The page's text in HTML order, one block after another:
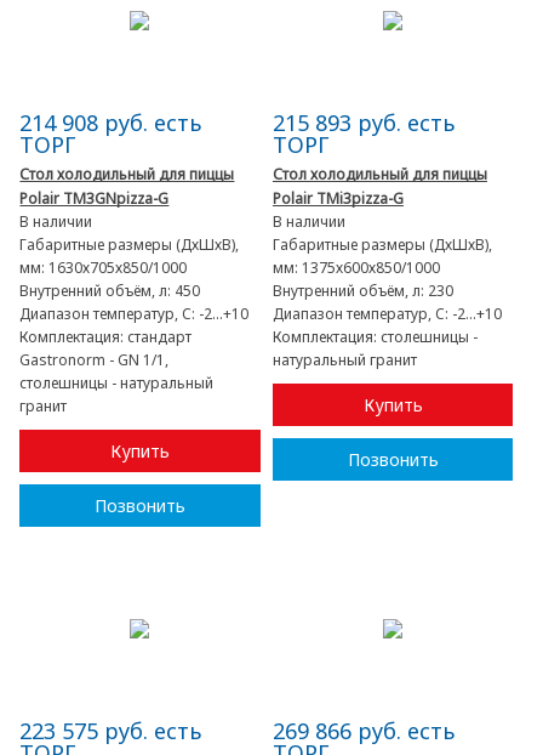
214 908 руб. есть
ТОРГ
Стол холодильный для пиццы
Polair TM3GNpizza-G
В наличии
Габаритные размеры (ДхШхВ),
мм: 1630х705х850/1000
Внутренний объём, л: 450
Диапазон температур, C: -2...+10
Комплектация: стандарт
Gastronorm - GN 1/1,
столешницы - натуральный
гранит
Купить
Позвонить
215 893 руб. есть
ТОРГ
Стол холодильный для пиццы
Polair TMi3pizza-G
В наличии
Габаритные размеры (ДхШхВ),
мм: 1375х600х850/1000
Внутренний объём, л: 230
Диапазон температур, C: -2...+10
Комплектация: столешницы -
натуральный гранит
Купить
Позвонить
223 575 руб. есть 269 866 руб. есть